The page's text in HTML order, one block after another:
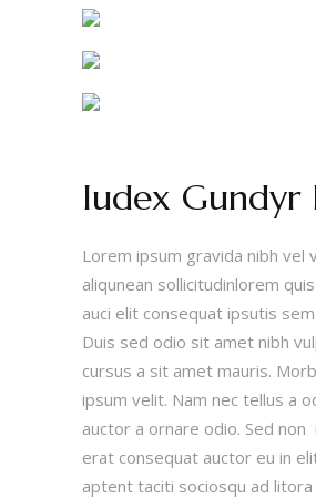
Iudex Gundyr
Lorem ipsum gravida nibh vel
aliqunean sollicitudinlorem
auci elit consequat ipsutis
Duis sed odio sit amet nibh
cursus a sit amet mauris.
ipsum velit. Nam nec tellus a
auctor a ornare odio. Sed non
erat consequat auctor eu in
aptent taciti sociosqu ad